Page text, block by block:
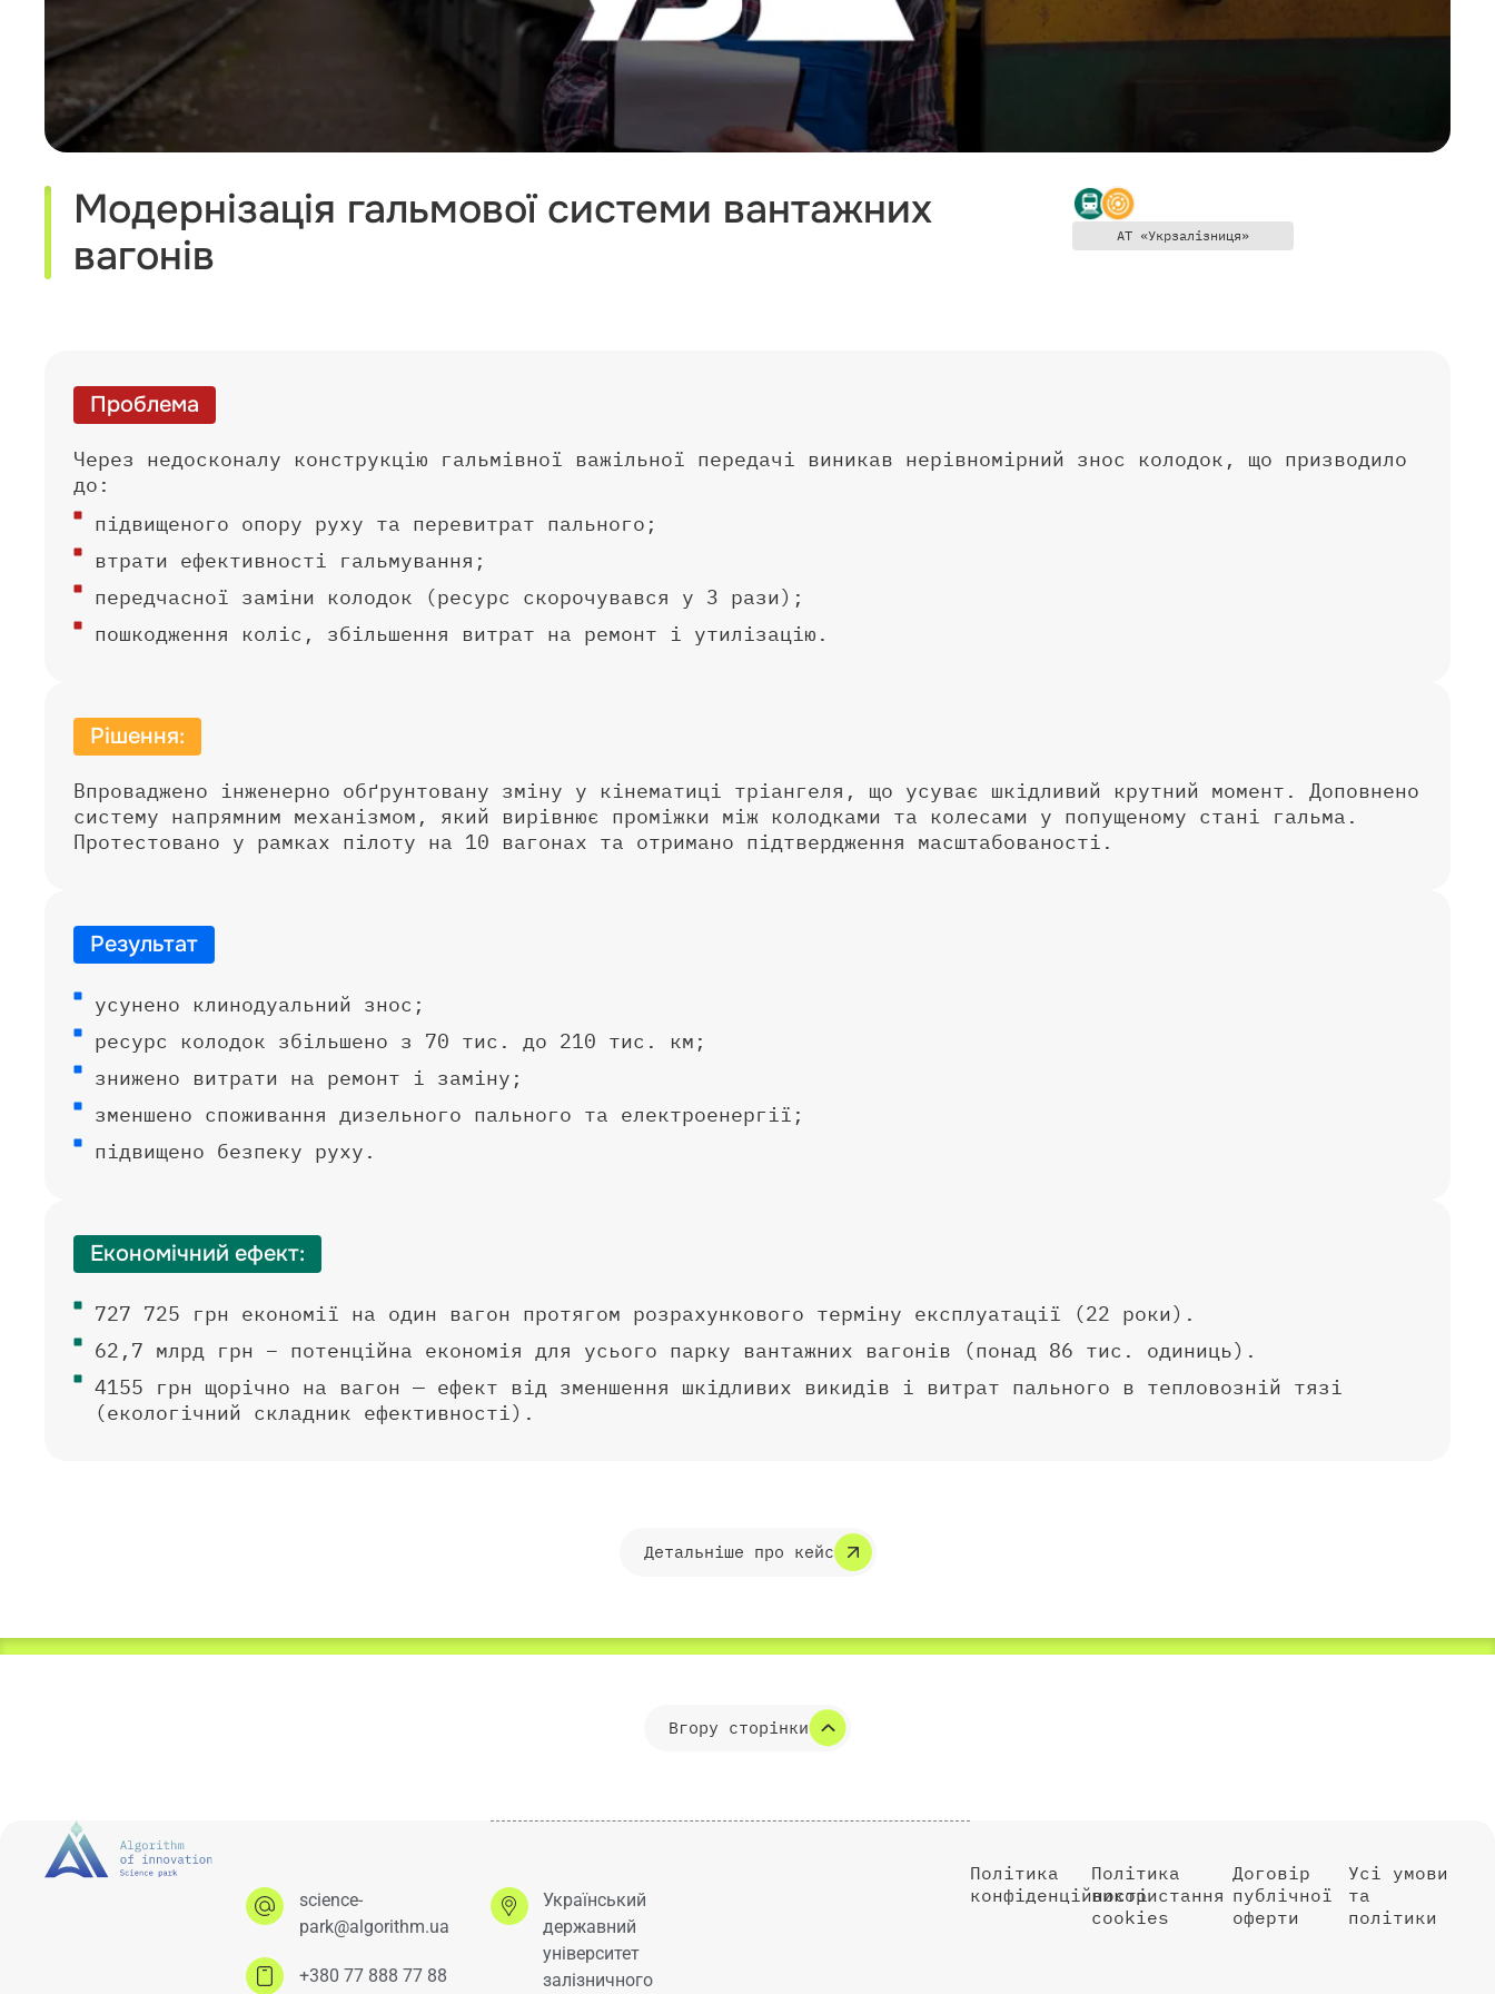
Модернізація гальмової системи вантажних
вагонів
АТ «Укрзалізниця»
Проблема
Через недосконалу конструкцію гальмівної важільної передачі виникав нерівномірний знос колодок, що призводило
до:
підвищеного опору руху та перевитрат пального;
втрати ефективності гальмування;
передчасної заміни колодок (ресурс скорочувався у 3 рази);
пошкодження коліс, збільшення витрат на ремонт і утилізацію.
Рішення:
Впроваджено інженерно обґрунтовану зміну у кінематиці тріангеля, що усуває шкідливий крутний момент. Доповнено
систему напрямним механізмом, який вирівнює проміжки між колодками та колесами у попущеному стані гальма.
Протестовано у рамках пілоту на 10 вагонах та отримано підтвердження масштабованості.
Результат
усунено клинодуальний знос;
ресурс колодок збільшено з 70 тис. до 210 тис. км;
знижено витрати на ремонт і заміну;
зменшено споживання дизельного пального та електроенергії;
підвищено безпеку руху.
Економічний ефект:
727 725 грн економії на один вагон протягом розрахункового терміну експлуатації (22 роки).
62,7 млрд грн – потенційна економія для усього парку вантажних вагонів (понад 86 тис. одиниць).
4155 грн щорічно на вагон — ефект від зменшення шкідливих викидів і витрат пального в тепловозній тязі
(екологічний складник ефективності).
Детальніше про кейс
Вгору сторінки
science-
park@algorithm.ua
+380 77 888 77 88
Український
державний
університет
залізничного
Політика
конфіденційності
Політика
використання
cookies
Договір
публічної
оферти
Усі умови
та
політики